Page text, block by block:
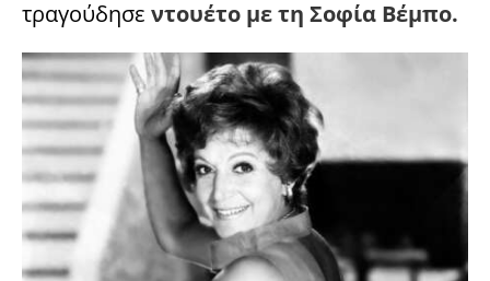
τραγούδησε ντουέτο με τη Σοφία Βέμπο.